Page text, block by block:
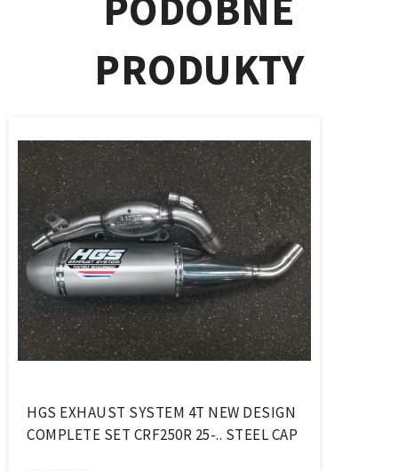
PRODUKTY
HGS EXHAUST SYSTEM 4T NEW DESIGN
COMPLETE SET CRF250R 25-.. STEEL CAP